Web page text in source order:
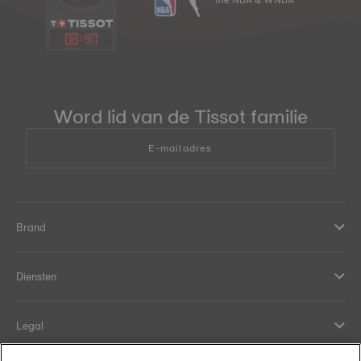
03:47
Word lid van de Tissot familie
E-mailadres
Brand
Diensten
Legal